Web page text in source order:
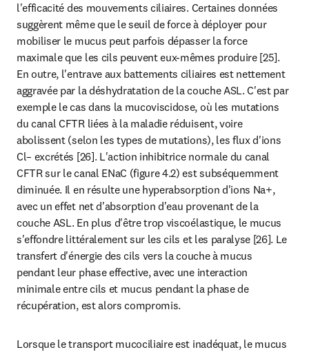
l'efficacité des mouvements ciliaires. Certaines données
suggèrent même que le seuil de force à déployer pour
mobiliser le mucus peut parfois dépasser la force
maximale que les cils peuvent eux-mêmes produire [25].
En outre, l'entrave aux battements ciliaires est nettement
aggravée par la déshydratation de la couche ASL. C'est par
exemple le cas dans la mucoviscidose, où les mutations
du canal CFTR liées à la maladie réduisent, voire
abolissent (selon les types de mutations), les flux d'ions
Cl– excrétés [26]. L'action inhibitrice normale du canal
CFTR sur le canal ENaC (figure 4.2) est subséquemment
diminuée. Il en résulte une hyperabsorption d'ions Na+,
avec un effet net d'absorption d'eau provenant de la
couche ASL. En plus d'être trop viscoélastique, le mucus
s'effondre littéralement sur les cils et les paralyse [26]. Le
transfert d'énergie des cils vers la couche à mucus
pendant leur phase effective, avec une interaction
minimale entre cils et mucus pendant la phase de
récupération, est alors compromis.
Lorsque le transport mucociliaire est inadéquat, le mucus